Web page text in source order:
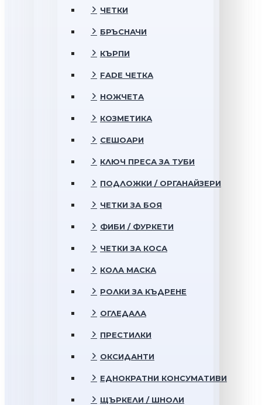
ЧЕТКИ
БРЪСНАЧИ
КЪРПИ
FADE ЧЕТКА
НОЖЧЕТА
КОЗМЕТИКА
СЕШОАРИ
КЛЮЧ ПРЕСА ЗА ТУБИ
ПОДЛОЖКИ / ОРГАНАЙЗЕРИ
ЧЕТКИ ЗА БОЯ
ФИБИ / ФУРКЕТИ
ЧЕТКИ ЗА КОСА
КОЛА МАСКА
РОЛКИ ЗА КЪДРЕНЕ
ОГЛЕДАЛА
ПРЕСТИЛКИ
ОКСИДАНТИ
ЕДНОКРАТНИ КОНСУМАТИВИ
ЩЪРКЕЛИ / ШНОЛИ